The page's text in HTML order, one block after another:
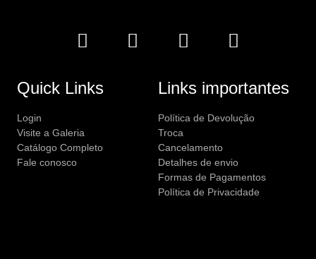
Quick Links
Login
Visite a Galeria
Catálogo Completo
Fale conosco
Links importantes
Política de Devolução
Troca
Cancelamento
Detalhes de envio
Formas de Pagamentos
Política de Privacidade